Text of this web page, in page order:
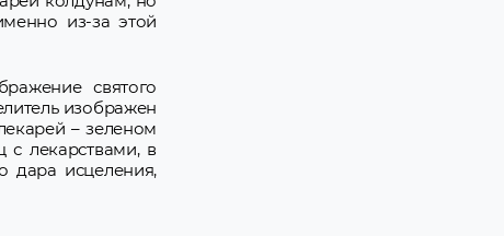
из-за этой
святого
изображен
– зеленом
лекарствами, в
дара исцеления,